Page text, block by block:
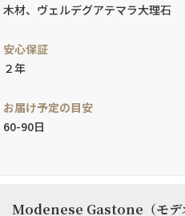
木材、ヴェルデグアテマラ大理石
安心保証
２年
お届け予定の目安
60-90日
Modenese Gastone（モデ